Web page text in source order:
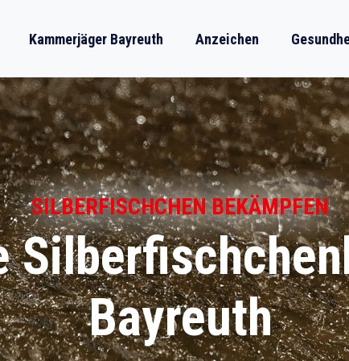
Kammerjäger Bayreuth Anzeichen
SILBERFISCHCHEN BEKÄMPFEN
Bayreuth